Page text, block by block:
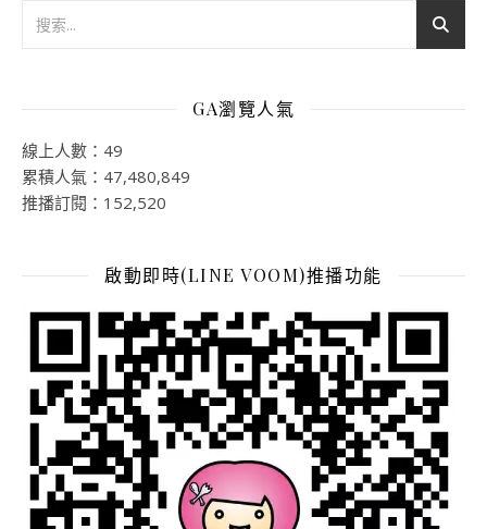
GA瀏覽人氣
線上人數：49
累積人氣：47,480,849
推播訂閱：152,520
啟動即時(LINE VOOM)推播功能